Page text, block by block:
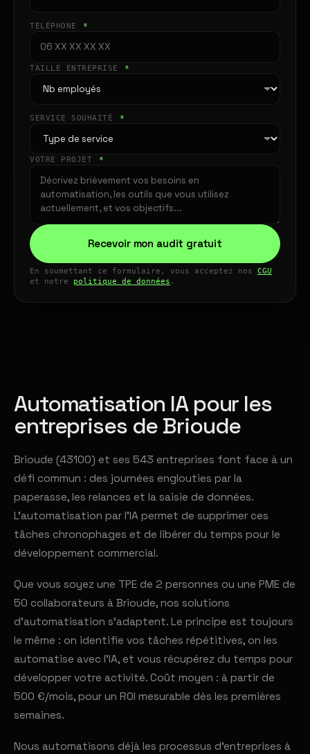
TÉLÉPHONE *
TAILLE ENTREPRISE *
SERVICE SOUHAITÉ *
VOTRE PROJET *
Recevoir mon audit gratuit
En soumettant ce formulaire, vous acceptez nos CGU
et notre politique de données .
Automatisation IA pour les
entreprises de Brioude
Brioude (43100) et ses 543 entreprises font face à un
défi commun : des journées englouties par la
paperasse, les relances et la saisie de données.
L'automatisation par l'IA permet de supprimer ces
tâches chronophages et de libérer du temps pour le
développement commercial.
Que vous soyez une TPE de 2 personnes ou une PME de
50 collaborateurs à Brioude, nos solutions
d'automatisation s'adaptent. Le principe est toujours
le même : on identifie vos tâches répétitives, on les
automatise avec l'IA, et vous récupérez du temps pour
développer votre activité. Coût moyen : à partir de
500 €/mois, pour un ROI mesurable dès les premières
semaines.
Nous automatisons déjà les processus d'entreprises à